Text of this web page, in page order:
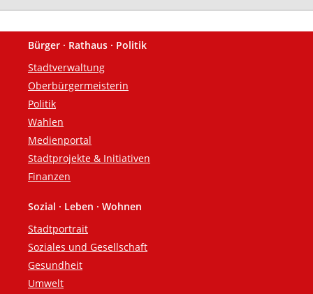
Fußzeile
Bürger · Rathaus · Politik
Stadtverwaltung
Oberbürgermeisterin
Politik
Wahlen
Medienportal
Stadtprojekte & Initiativen
Finanzen
Sozial · Leben · Wohnen
Stadtportrait
Soziales und Gesellschaft
Gesundheit
Umwelt